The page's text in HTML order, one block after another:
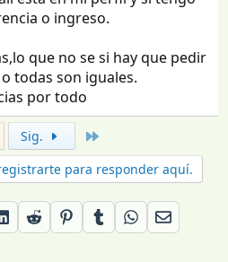
o ingreso.
que no se si hay que pedir
todas son iguales.
por todo
Sig.
para responder aquí.